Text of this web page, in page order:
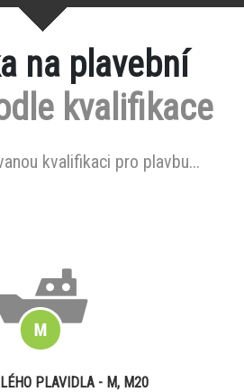
na plavební
kvalifikace
kvalifikaci pro plavbu...
PLAVIDLA - M, M20